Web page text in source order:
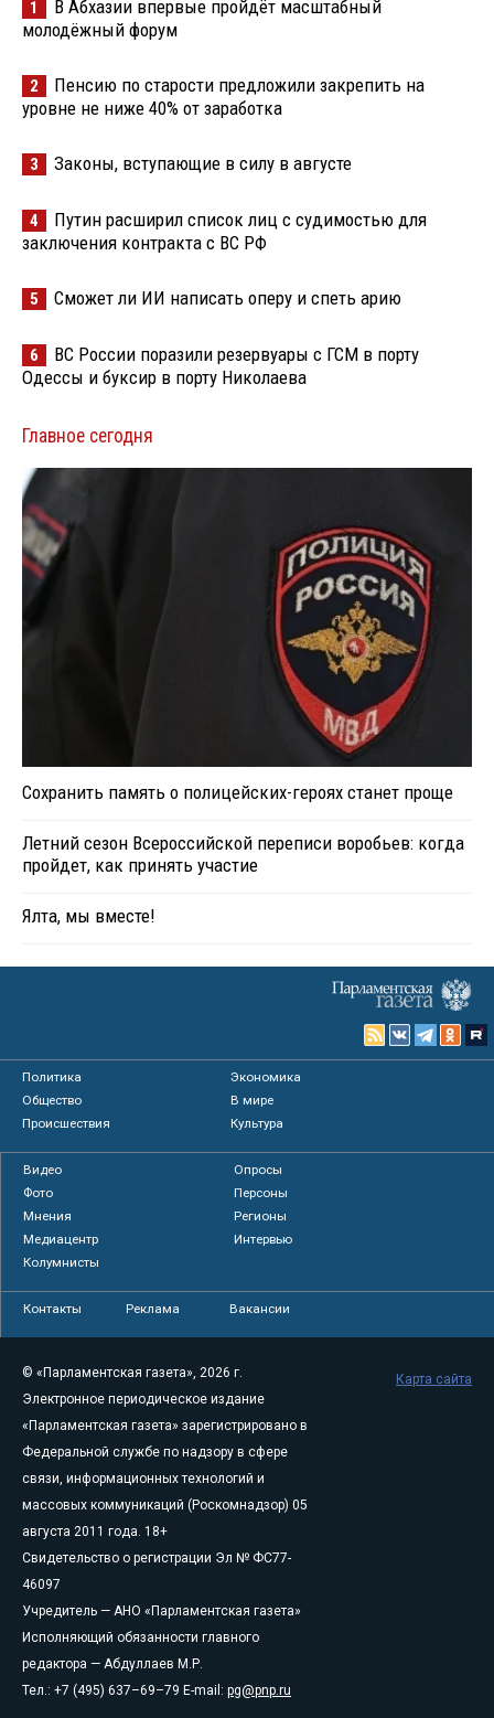
1
В Абхазии впервые пройдёт масштабный
молодёжный форум
2
Пенсию по старости предложили закрепить на
уровне не ниже 40% от заработка
3 Законы, вступающие в силу в августе
4
Путин расширил список лиц с судимостью для
заключения контракта с ВС РФ
5 Сможет ли ИИ написать оперу и спеть арию
6
ВС России поразили резервуары с ГСМ в порту
Одессы и буксир в порту Николаева
Главное сегодня
Сохранить память о полицейских-героях станет проще
Летний сезон Всероссийской переписи воробьев: когда
пройдет, как принять участие
Ялта, мы вместе!
Политика
Экономика
Общество
В мире
Происшествия
Культура
Видео
Опросы
Фото
Персоны
Мнения
Регионы
Медиацентр
Интервью
Колумнисты
Контакты Реклама Вакансии
© «Парламентская газета», 2026 г.
Электронное периодическое издание
«Парламентская газета» зарегистрировано в
Федеральной службе по надзору в сфере
связи, информационных технологий и
массовых коммуникаций (Роскомнадзор) 05
августа 2011 года. 18+
Свидетельство о регистрации Эл № ФС77-
46097
Учредитель — АНО «Парламентская газета»
Исполняющий обязанности главного
редактора — Абдуллаев М.Р.
Тел.: +7 (495) 637–69–79 E-mail: pg@pnp.ru
Карта сайта